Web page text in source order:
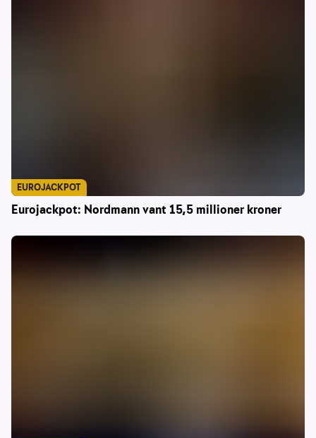
Eurojackpot: Nordmann vant 15,5 millioner kroner
EUROJACKPOT